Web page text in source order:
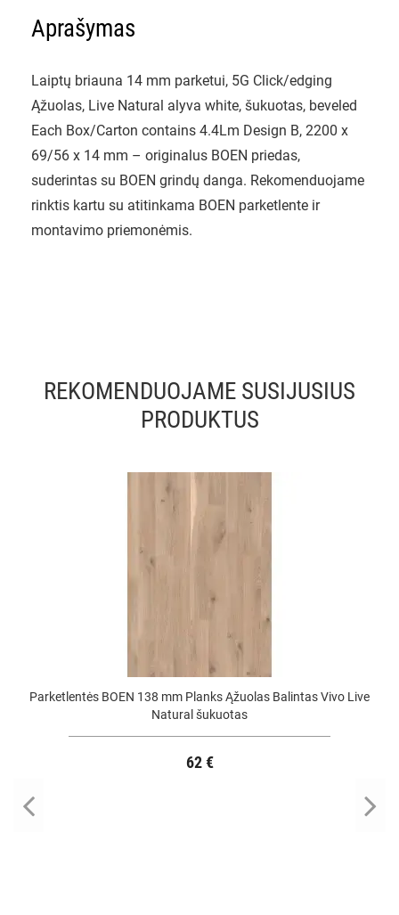
Aprašymas
Laiptų briauna 14 mm parketui, 5G Click/edging
Ąžuolas, Live Natural alyva white, šukuotas, beveled
Each Box/Carton contains 4.4Lm Design B, 2200 x
69/56 x 14 mm – originalus BOEN priedas,
suderintas su BOEN grindų danga. Rekomenduojame
rinktis kartu su atitinkama BOEN parketlente ir
montavimo priemonėmis.
REKOMENDUOJAME SUSIJUSIUS
PRODUKTUS
Parketlentės BOEN 138 mm Planks Ąžuolas Balintas Vivo Live
Natural šukuotas
62 €